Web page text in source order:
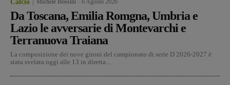
Calcio
Da Toscana, Emilia Romgna, Umbria e
Lazio le avversarie di Montevarchi e
Terranuova Traiana
La composizione dei nove gironi del campionato di serie D 2026-2027 è
stata svelata oggi alle 13 in diretta...